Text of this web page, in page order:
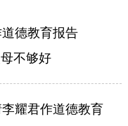
德教育报告
不够好
耀君作道德教育